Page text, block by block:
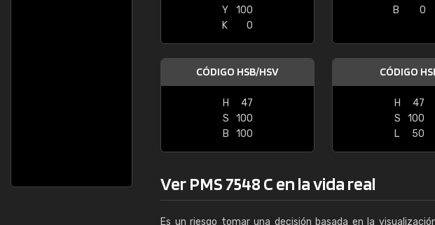
Y
100
K
0
B
0
CÓDIGO HSB/HSV
H
47
S
100
B
100
CÓDIGO
H
47
S
100
L
50
Ver PMS 7548 C en la vida real
Es un riesgo tomar una decisión basada en la